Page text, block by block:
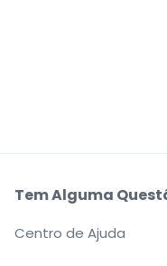
Tem Alguma
Centro de Ajuda